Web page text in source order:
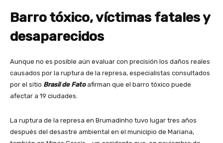
Barro tóxico, víctimas fatales y
desaparecidos
Aunque no es posible aún evaluar con precisión los daños reales
causados por la ruptura de la represa, especialistas consultados
por el sitio Brasil de Fatoafirman que el barro tóxico puede
afectar a 19 ciudades.
La ruptura de la represa en Brumadinho tuvo lugar tres años
después del desastre ambiental en el municipio de Mariana,